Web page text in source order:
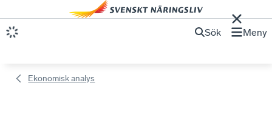
Sök Meny
Ekonomisk analys